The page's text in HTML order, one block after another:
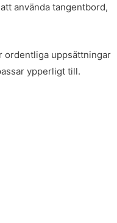
använda tangentbord,
ordentliga uppsättningar
ypperligt till.